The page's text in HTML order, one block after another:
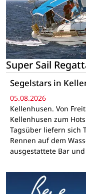
Super Sail
Segelstars in
05.08.2026
Kellenhusen. Von
Kellenhusen zum
Tagsüber liefern sich
Rennen auf dem
ausgestattete Bar